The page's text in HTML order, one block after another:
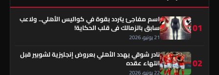
01
اسم مفاجئ يتردد بقوة في كواليس الأهلي.. ولاعب
سابق بالزمالك في قلب الحكاية!
21 يونيو، 2026
02
نادر شوقي يهدد الأهلي بعروض إنجليزية لشوبير قبل
انتهاء عقده
22 يونيو، 2026